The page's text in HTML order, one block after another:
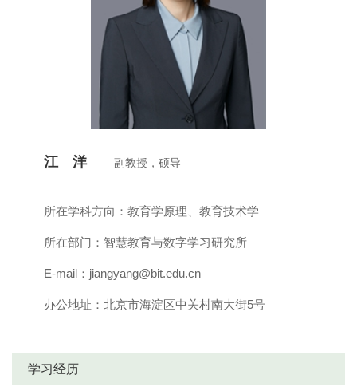
江 洋 副教授，硕导
所在学科方向： 教育学原理、教育技术学
所在部门： 智慧教育与数字学习研究所
E-mail： jiangyang@bit.edu.cn
办公地址： 北京市海淀区中关村南大街5号
学习经历